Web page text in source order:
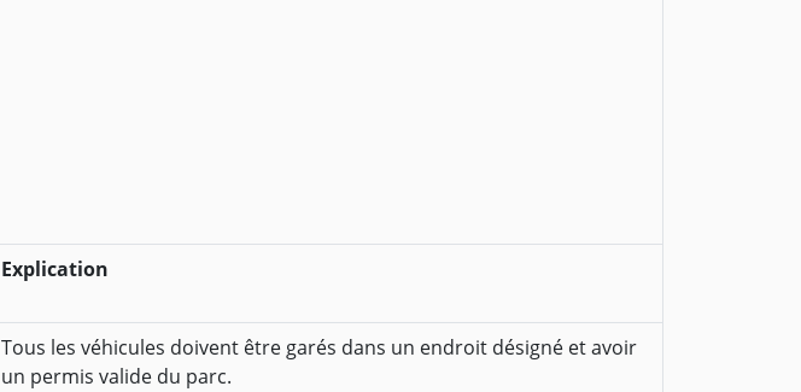
Explication
Tous les véhicules doivent être garés dans un endroit désigné et avoir
un permis valide du parc.